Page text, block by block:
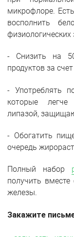
микрофлоре.
восполнить
- Снизить на
продуктов за
- Употреблять
которые легче
липазой,
- Обогатить
очередь
Полный набор
получить
железы.
Закажите